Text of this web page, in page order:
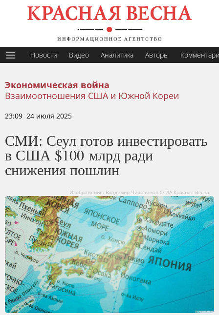
Новости Видео Аналитика Авторы
Экономическая война
Взаимоотношения США и Южной Кореи
23:09 24 июля 2025
СМИ: Сеул готов инвестировать
в США $100 млрд ради
снижения пошлин
Изображение: Владимир Чичилимов © ИА Красная Весна